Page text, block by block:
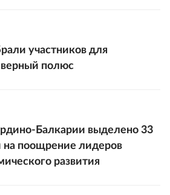
участников для
полюс
Балкарии выделено 33
поощрение лидеров
развития